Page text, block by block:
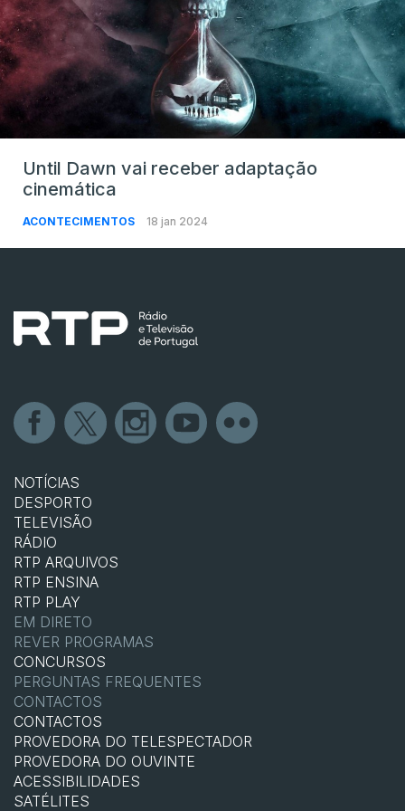
Until Dawn vai receber adaptação
cinemática
ACONTECIMENTOS 18 jan 2024
NOTÍCIAS
DESPORTO
TELEVISÃO
RÁDIO
RTP ARQUIVOS
RTP ENSINA
RTP PLAY
EM DIRETO
REVER PROGRAMAS
CONCURSOS
PERGUNTAS FREQUENTES
CONTACTOS
CONTACTOS
PROVEDORA DO TELESPECTADOR
PROVEDORA DO OUVINTE
ACESSIBILIDADES
SATÉLITES